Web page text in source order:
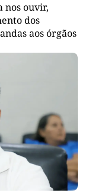
nos ouvir,
dos
aos órgãos